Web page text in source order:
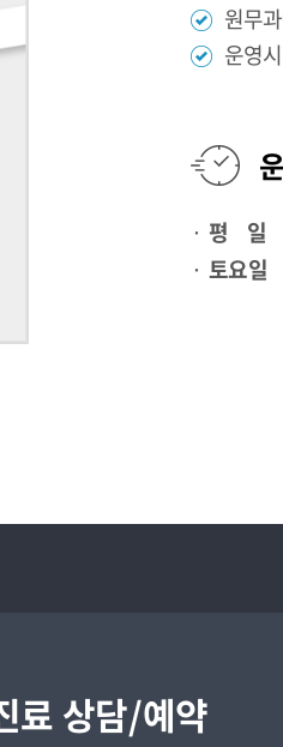
원무
운영
· 평 일
·토요일
료 상담/예약